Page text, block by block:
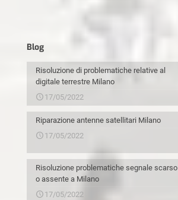
Blog
Risoluzione di problematiche relative al
digitale terrestre Milano
17/05/2022
Riparazione antenne satellitari Milano
17/05/2022
Risoluzione problematiche segnale scarso
o assente a Milano
17/05/2022